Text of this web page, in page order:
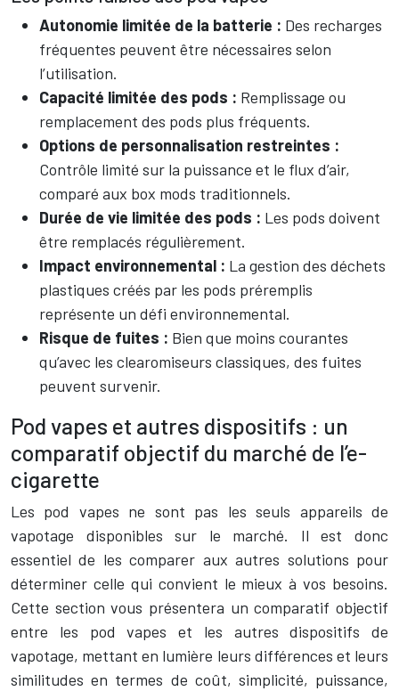
Autonomie limitée de la batterie : Des recharges
fréquentes peuvent être nécessaires selon
l’utilisation.
Capacité limitée des pods : Remplissage ou
remplacement des pods plus fréquents.
Options de personnalisation restreintes :
Contrôle limité sur la puissance et le flux d’air,
comparé aux box mods traditionnels.
Durée de vie limitée des pods : Les pods doivent
être remplacés régulièrement.
Impact environnemental : La gestion des déchets
plastiques créés par les pods préremplis
représente un défi environnemental.
Risque de fuites : Bien que moins courantes
qu’avec les clearomiseurs classiques, des fuites
peuvent survenir.
Pod vapes et autres dispositifs : un
comparatif objectif du marché de l’e-
cigarette
Les pod vapes ne sont pas les seuls appareils de
vapotage disponibles sur le marché. Il est donc
essentiel de les comparer aux autres solutions pour
déterminer celle qui convient le mieux à vos besoins.
Cette section vous présentera un comparatif objectif
entre les pod vapes et les autres dispositifs de
vapotage, mettant en lumière leurs différences et leurs
similitudes en termes de coût, simplicité, puissance,